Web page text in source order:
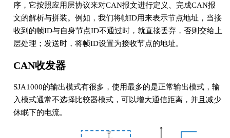
序，它按照应用层协议来对CAN报文进行定义、完成CAN报
文的解析与拼装。例如，我们将帧ID用来表示节点地址，当接
收到的帧ID与自身节点ID不通过时，就直接丢弃，否则交给上
层处理；发送时，将帧ID设置为接收节点的地址。
CAN收发器
SJA1000的输出模式有很多，使用最多的是正常输出模式，输
入模式通常不选择比较器模式，可以增大通信距离，并且减少
休眠下的电流。